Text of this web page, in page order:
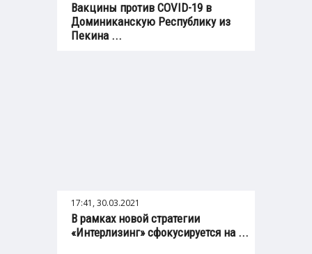
Вакцины против COVID-19 в
Доминиканскую Республику из
Пекина ...
17:41, 30.03.2021
В рамках новой стратегии
«Интерлизинг» сфокусируется на ...